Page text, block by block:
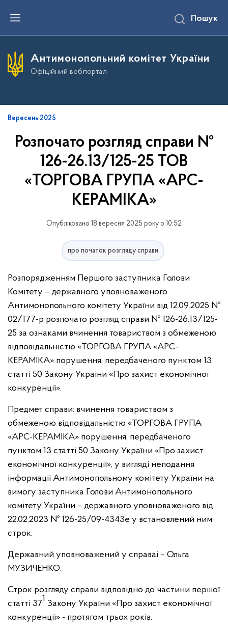
е
и
д
в
Пошук
Антимонопольний комітет України
Офіційний вебпортал
Вересень 2025
Розпочато розгляд справи №
126-26.13/125-25 ТОВ
«ТОРГОВА ГРУПА «АРС-
КЕРАМІКА»
Опубліковано 18 вересня 2025 року о 10:52
про початок розгляду справи
Розпорядженням Першого заступника Голови
Комітету – державного уповноваженого
Антимонопольного комітету України від 12.09.2025 №
02/177-р розпочато розгляд справи № 126-26.13/125-
25 за ознаками вчинення товариством з обмеженою
відповідальністю «ТОРГОВА ГРУПА «АРС-
КЕРАМІКА» порушення, передбаченого пунктом 13
статті 50 Закону України «Про захист економічної
конкуренції».
Предмет справи: вчинення товариством з
обмеженою відповідальністю «ТОРГОВА ГРУПА
«АРС-КЕРАМІКА» порушення, передбаченого
пунктом 13 статті 50 Закону України «Про захист
економічної конкуренції», у вигляді неподання
інформації Антимонопольному комітету України на
вимогу заступника Голови Антимонопольного
комітету України – державного уповноваженого від
22.02.2023 № 126-25/09-4343е у встановлений ним
строк.
Державний уповноважений у справаі – Ольга
МУЗИЧЕНКО.
Строк розгляду справи відповідно до частини першої
статті 371 Закону України «Про захист економічної
конкуренції» - протягом трьох років.